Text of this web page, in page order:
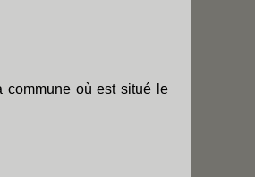
commune où est situé le